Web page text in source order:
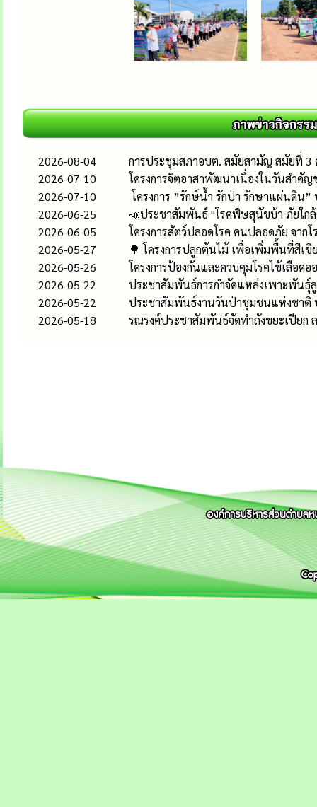
2026-08-04
การประชุมสภาอบต. สมัยสามัญ สมัยที่ 3
2026-07-10
โครงการจิตอาสาพัฒนาเนื่องในวันสำคั
2026-07-10
โครงการ ”รักษ์น้ำ รักป่า รักษาแผ่นดิน
2026-06-25
📣ประชาสัมพันธ์ "โรคพิษสุนัขบ้า ภัยใกล้
2026-06-05
โครงการสัตว์ปลอดโรค คนปลอดภัย จา
2026-05-27
🌳 โครงการปลูกต้นไม้ เพื่อเพิ่มพื้นที่สีเ
2026-05-26
โครงการป้องกันและควบคุมโรคไข้เลือด
2026-05-22
ประชาสัมพันธ์การกำจัดแหล่งเพาะพันธุ์
2026-05-22
ประชาสัมพันธ์งานวันป่าชุมชนแห่งชาติ
2026-05-18
รณรงค์ประชาสัมพันธ์จัดทำถังขยะเปียก